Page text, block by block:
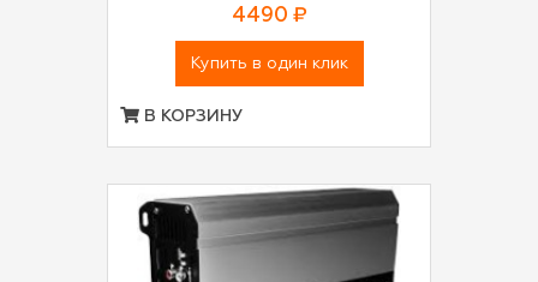
4490 ₽
Купить в один клик
В КОРЗИНУ